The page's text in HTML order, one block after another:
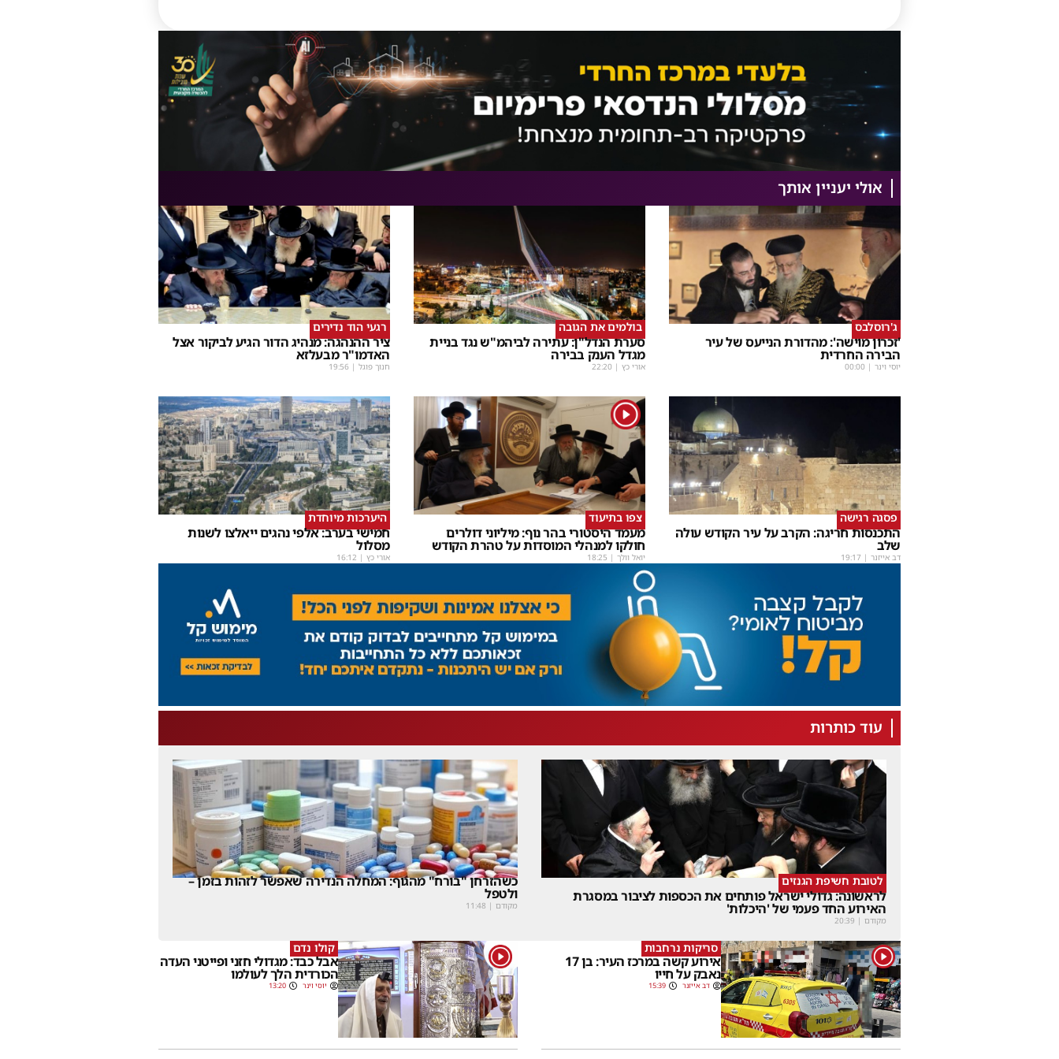
אולי יעניין אותך
ג'רוסלבס
'זכרון מוישה': מהדורת הנייעס של עיר
הבירה החרדית
יוסי וינר |
00:00
בולמים את הגובה
סערת הנדל"ן: עתירה לביהמ"ש נגד בניית
מגדל הענק בבירה
אורי כץ |
22:20
רגעי הוד נדירים
ציר ההנהגה: מנהיג הדור הגיע לביקור אצל
האדמו"ר מבעלזא
חנוך פוגל |
19:56
פסגה רגישה
התכנסות חריגה: הקרב על עיר הקודש עולה
שלב
דב אייזנר |
19:17
1
צפו בתיעוד
מעמד היסטורי בהר נוף: מיליוני דולרים
חולקו למנהלי המוסדות על טהרת הקודש
יואל וולך |
18:25
היערכות מיוחדת
חמישי בערב: אלפי נהגים ייאלצו לשנות
מסלול
אורי כץ |
16:12
עוד כותרות
לטובת חשיפת הגנזים
לראשונה: גדולי ישראל פותחים את הכספות לציבור במסגרת
האירוע החד פעמי של 'היכלות'
מקודם |
20:39
כשהזרחן "בורח" מהגוף: המחלה הנדירה שאפשר לזהות בזמן –
ולטפל
מקודם |
11:48
1 סריקות נרחבות
אירוע קשה במרכז העיר: בן 17
נאבק על חייו
דב אייזנר 15:39
1 קולו נדם
אבל כבד: מגדולי חזני ופייטני העדה
הכורדית הלך לעולמו
יוסי וינר 13:20